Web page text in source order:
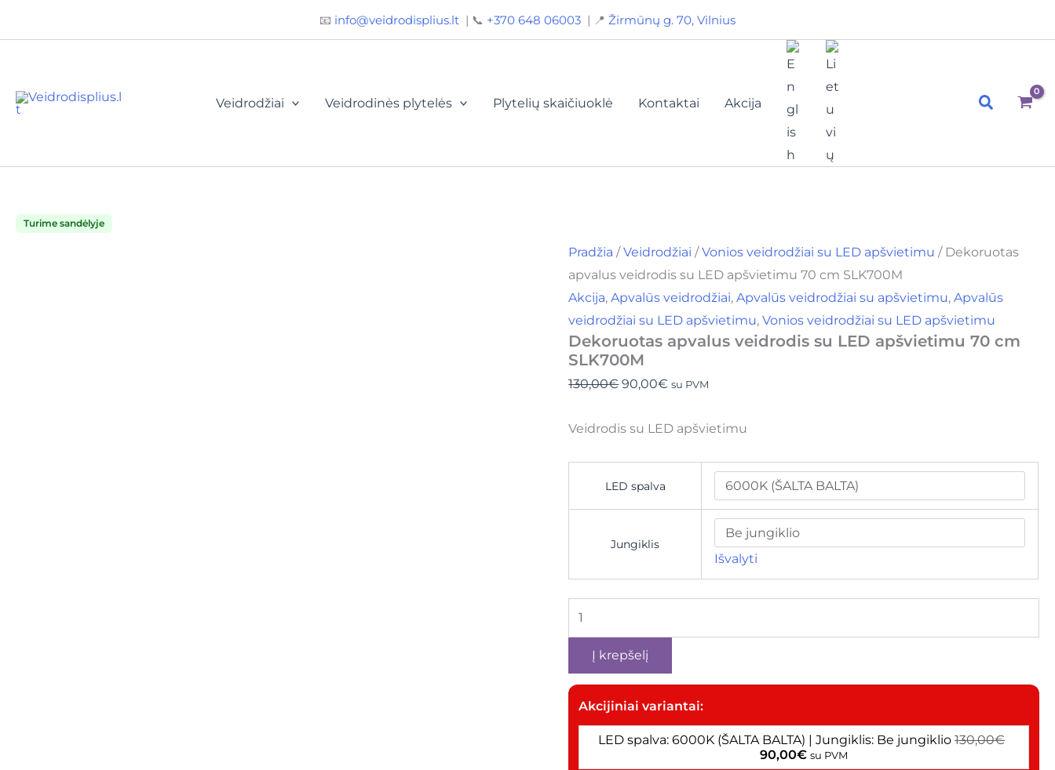
📧 info@veidrodisplius.lt | 📞 +370 648 06003 | 📍 Žirmūnų g. 70, Vilnius
Veidrodžiai Veidrodinės plytelės Plytelių skaičiuoklė Kontaktai Akcija Paieška
Turime sandėlyje
Pradžia /Veidrodžiai /Vonios veidrodžiai su LED apšvietimu / Dekoruotas
apvalus veidrodis su LED apšvietimu 70 cm SLK700M
Akcija,Apvalūs veidrodžiai,Apvalūs veidrodžiai su apšvietimu,Apvalūs
veidrodžiai su LED apšvietimu,Vonios veidrodžiai su LED apšvietimu
Dekoruotas apvalus veidrodis su LED apšvietimu 70 cm
SLK700M
130,00€ 90,00€ su PVM
Veidrodis su LED apšvietimu
LED spalva
Jungiklis
Išvalyti
kiekis:
Dekoruotas
LED
SLK700M
Į krepšelį
Akcijiniai variantai:
LED spalva: 6000K (ŠALTA BALTA) | Jungiklis: Be jungiklio 130,00€
was:
130,00€.
90,00€
is:
90,00€.
su PVM